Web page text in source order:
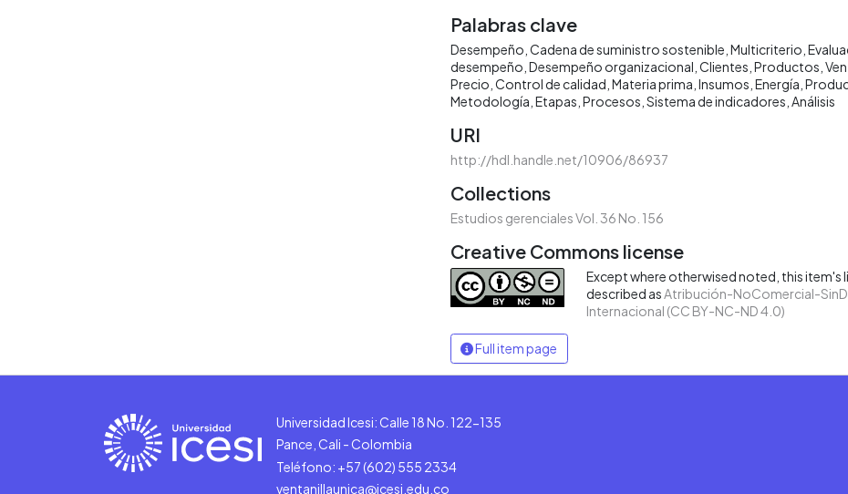
Palabras clave
Desempeño Cadena de suministro sostenible Multicriterio
desempeño Desempeño organizacional Clientes Productos
Precio Control de calidad Materia prima Insumos Energía
Metodología Etapas Procesos Sistema de indicadores Análisis
URI
http://hdl.handle.net/10906/86937
Collections
Estudios gerenciales Vol. 36 No. 156
Creative Commons license
Except where otherwised noted, this item's
described as Atribución-NoComercial-
Internacional (CC BY-NC-ND 4.0)
Full item page
Universidad Icesi: Calle 18 No. 122-135
Pance, Cali - Colombia
Teléfono: +57 (602) 555 2334
ventanillaunica@icesi.edu.co